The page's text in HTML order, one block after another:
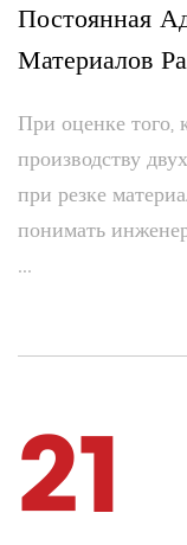
Постоянная
Материалов
При оценке того,
производству
при резке
понимать
...
21